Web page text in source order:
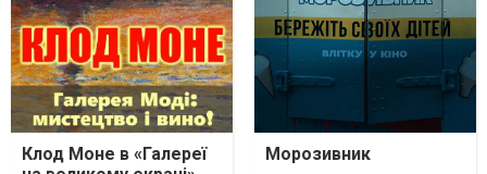
Клод Моне в «Галереї
Морозивник